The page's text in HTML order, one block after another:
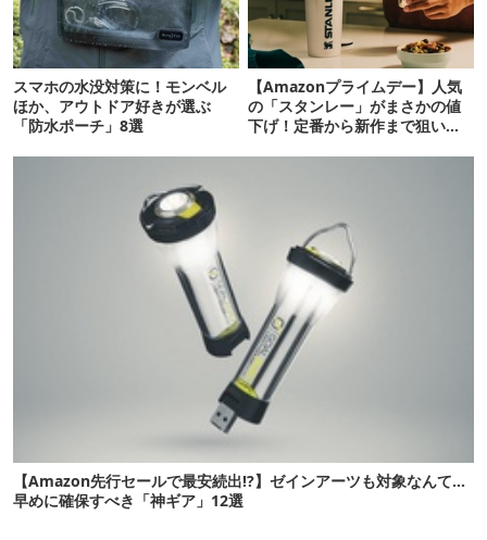
スマホの水没対策に！モンベル
ほか、アウトドア好きが選ぶ
「防水ポーチ」8選
【Amazonプライムデー】人気
の「スタンレー」がまさかの値
下げ！定番から新作まで狙い目
【Amazon先行セールで最安続出!?】ゼインアーツも対象なんて…
早めに確保すべき「神ギア」12選